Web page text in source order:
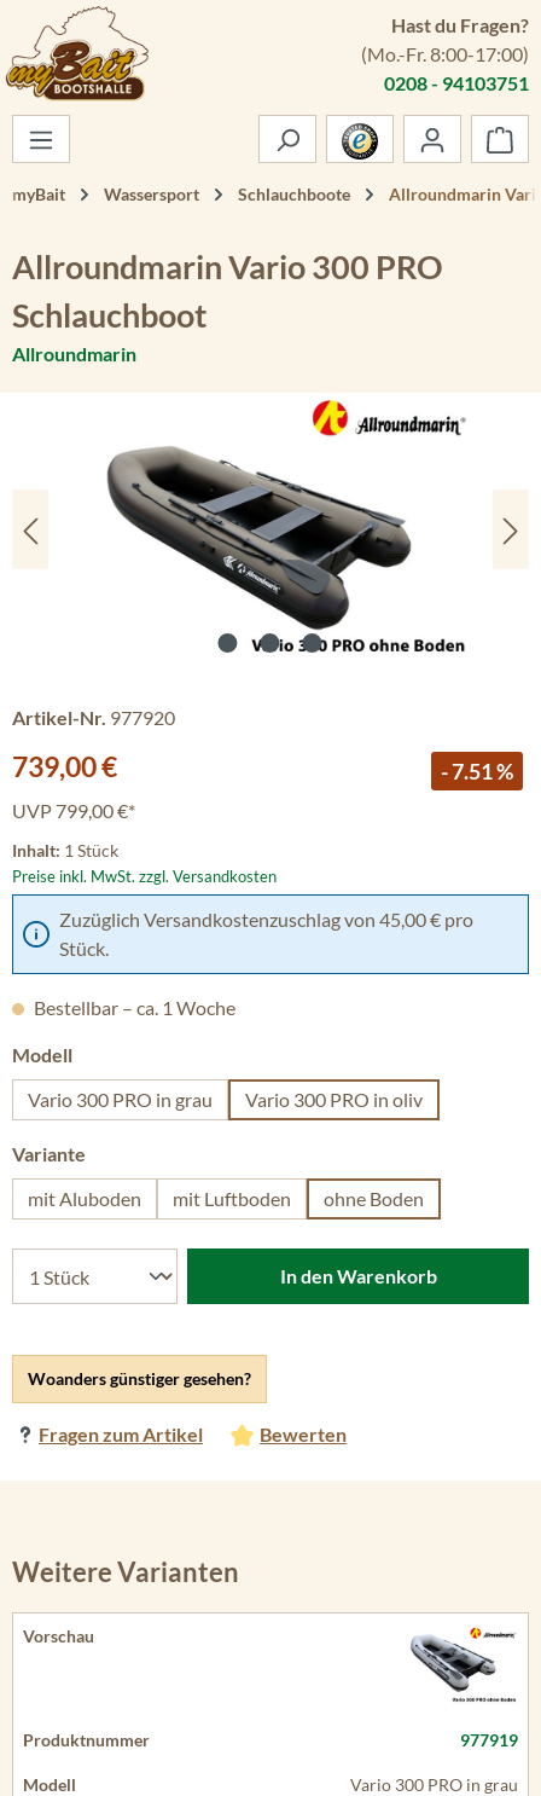
Zum Hauptinhalt springen
Hast du Fragen?
(Mo.-Fr. 8:00-17:00)
0208 - 94103751
myBait Wassersport Schlauchboote Allroundmarin
Allroundmarin Vario 300 PRO
Schlauchboot
Allroundmarin
Artikel-Nr. 977920
Verkaufspreis:
739,00 € - 7.51 %
UVP 799,00 €*
Inhalt: 1 Stück
Preise inkl. MwSt. zzgl. Versandkosten
Zuzüglich Versandkostenzuschlag von 45,00 € pro
Stück.
Woanders günstiger gesehen?
Fragen zum Artikel Bewerten
Bestellbar – ca. 1 Woche
Modellauswählen
Vario 300 PRO in grau
Vario 300 PRO in oliv
Variante
mit Aluboden
mit Luftboden ohne Boden
In den Warenkorb
Weitere Varianten
977919
Vario 300 PRO in grau